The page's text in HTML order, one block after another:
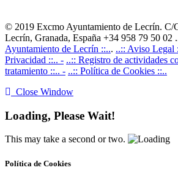
© 2019 Excmo Ayuntamiento de Lecrín. C/
Lecrín, Granada, España +34 958 79 50 02
Ayuntamiento de Lecrín ::... ..:: Aviso Legal
Privacidad ::.. - ..:: Registro de actividades
tratamiento ::.. - ..:: Política de Cookies ::..
Close Window
Loading, Please Wait!
This may take a second or two.
Política de Cookies